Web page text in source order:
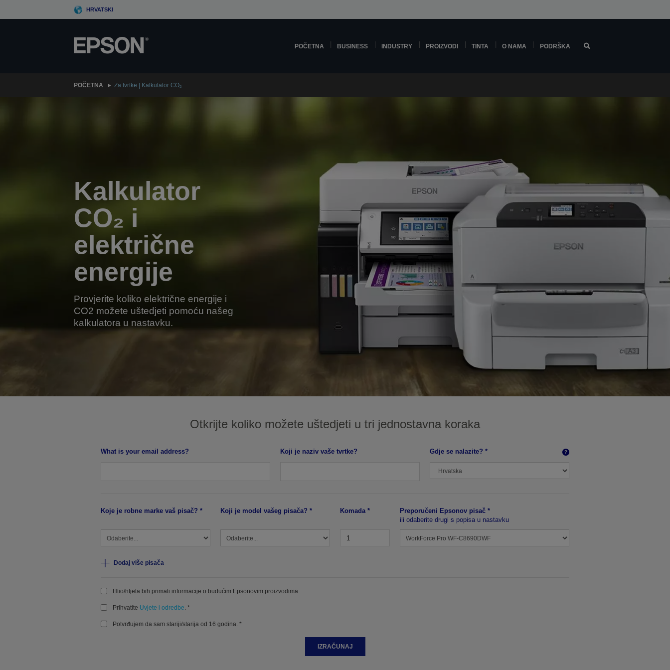
main
HRVATSKI
POČETNA BUSINESS INDUSTRY PROIZVODI TINTA O NAMA PODRŠKA
POČETNA Za tvrtke | Kalkulator CO₂
Kalkulator
CO₂ i
električne
energije
Provjerite koliko električne energije i
CO2 možete uštedjeti pomoću našeg
kalkulatora u nastavku.
Otkrijte koliko možete uštedjeti u tri jednostavna koraka
What is your email address? Koji je naziv vaše tvrtke? Gdje se nalazite? *
Koje je robne marke vaš pisač? * Koji je model vašeg pisača? * Komada *
Preporučeni Epsonov pisač *
ili odaberite drugi s popisa u nastavku
Dodaj više pisača
Htio/htjela bih primati informacije o budućim Epsonovim proizvodima
Prihvatite Uvjete i odredbe. *
Potvrđujem da sam stariji/starija od 16 godina. *
IZRAČUNAJ